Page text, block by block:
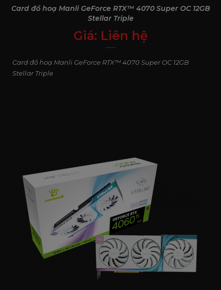
Card đồ hoạ Manli GeForce RTX™ 4070 Super OC 12GB
Stellar Triple
Giá: Liên hệ
0₫
Card đồ hoạ Manli GeForce RTX™ 4070 Super OC 12GB
Stellar Triple